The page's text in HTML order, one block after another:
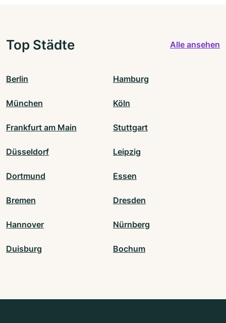
Top Städte Alle ansehen
Berlin Hamburg
München Köln
Frankfurt am Main Stuttgart
Düsseldorf Leipzig
Dortmund Essen
Bremen Dresden
Hannover Nürnberg
Duisburg Bochum